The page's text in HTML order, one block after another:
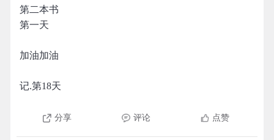
第二本书
第一天
加油加油
记.第18天
分享 评论 点赞